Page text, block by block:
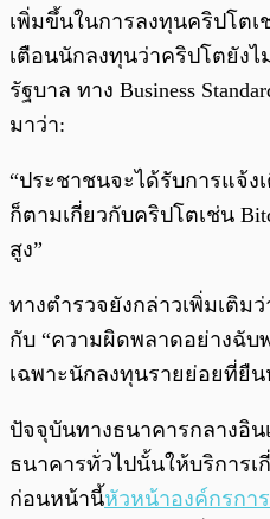
เพิ่มขึ้นในการลงทุนคริปโตเ
เตือนนักลงทุนว่าคริปโตยัง
รัฐบาล ทาง Business
มาว่า:
“ประชาชนจะได้รับการแจ้ง
ก็ตามเกี่ยวกับคริปโตเช่น
สูง”
ทางตำรวจยังกล่าวเพิ่มเติม
กับ “ความผิดพลาดอย่างฉั
เฉพาะนักลงทุนรายย่อยที่ยืน
ปัจจุบันทางธนาคารกลางอิน
ธนาคารทั่วไปนั้นให้บริการเ
ก่อนหน้านี้หัวหน้าองค์กรกา